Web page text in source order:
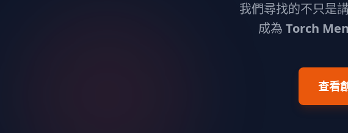
我們尋找的不只是
成為 Torch
查看